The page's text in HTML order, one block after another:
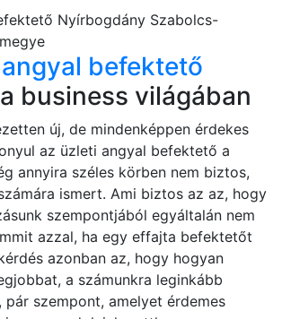
Nyírbogdány Szabolcs-
befektető
business világában
új, de mindenképpen érdekes
az üzleti angyal befektető a
annyira széles körben nem biztos,
ismert. Ami biztos az az, hogy
szempontjából egyáltalán nem
azzal, ha egy effajta befektetőt
azonban az, hogy hogyan
a számunkra leginkább
pár szempont, amelyet érdemes